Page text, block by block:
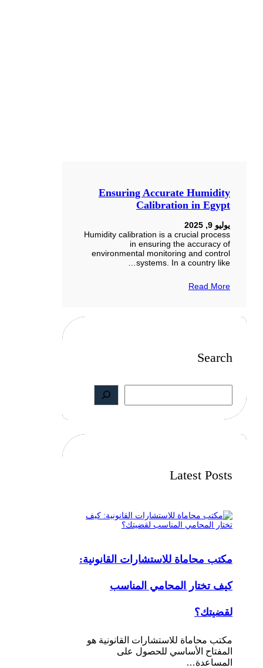
Ensuring Accurate Humidity
Calibration in Egypt
يوليو 9, 2025
Humidity calibration is a crucial process
in ensuring the accuracy of
environmental monitoring and control
systems. In a country like…
Read More
Search
S
a
r
Latest Posts
مكتب محاماة للاستشارات القانونية:
كيف تختار المحامي المناسب
لقضيتك؟
مكتب محاماة للاستشارات القانونية هو
المفتاح الأساسي للحصول على
المساعدة…